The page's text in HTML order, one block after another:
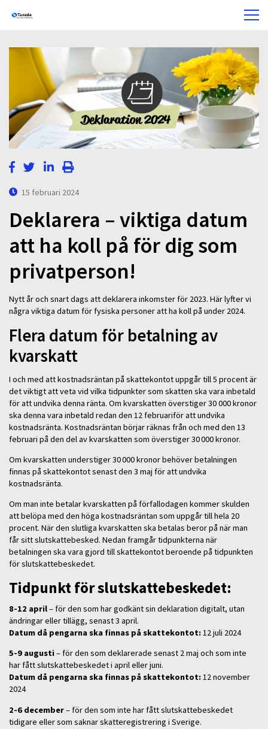
15 februari 2024
Deklarera – viktiga datum
att ha koll på för dig som
privatperson!
Nytt år och snart dags att deklarera inkomster för 2023. Här lyfter vi
några viktiga datum för fysiska personer att ha koll på under 2024.
Flera datum för betalning av
kvarskatt
I och med att kostnadsräntan på skattekontot uppgår till 5 procent är
det viktigt att veta vid vilka tidpunkter som skatten ska vara inbetald
för att undvika denna ränta. Om kvarskatten överstiger 30 000 kronor
ska denna vara inbetald redan den 12 februariför att undvika
kostnadsränta. Kostnadsräntan börjar räknas från och med den 13
februari på den del av kvarskatten som överstiger 30 000 kronor.
Om kvarskatten understiger 30 000 kronor behöver betalningen
finnas på skattekontot senast den 3 maj för att undvika
kostnadsränta.
Om man inte betalar kvarskatten på förfallodagen kommer skulden
att belöpa med den höga kostnadsräntan som uppgår till hela 20
procent. När den slutliga kvarskatten ska betalas beror på när man
får sitt slutskattebesked. Nedan framgår tidpunkterna när
betalningen ska vara gjord till skattekontot beroende på tidpunkten
för slutskattebeskedet.
Tidpunkt för slutskattebeskedet:
8-12 april– för den som har godkänt sin deklaration digitalt, utan
ändringar eller tillägg, senast 3 april.
Datum då pengarna ska finnas på skattekontot:12 juli 2024
5-9 augusti– för den som deklarerade senast 2 maj och som inte
har fått slutskattebeskedet i april eller juni.
Datum då pengarna ska finnas på skattekontot:12 november
2024
2-6 december– för den som inte har fått slutskattebeskedet
tidigare eller som saknar skatteregistrering i Sverige.